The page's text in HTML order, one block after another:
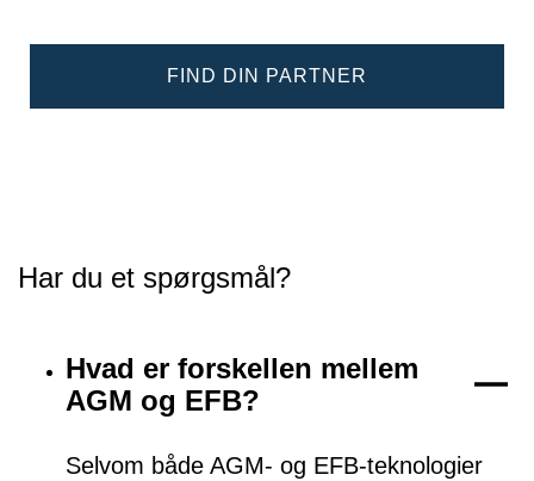
FIND DIN PARTNER
Har du et spørgsmål?
Hvad er forskellen mellem
AGM og EFB?
Selvom både AGM- og EFB-teknologier